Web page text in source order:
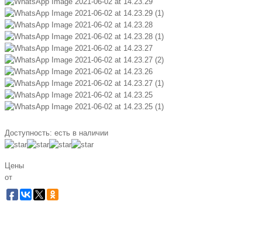
Доступность: есть в наличии
Цены
от